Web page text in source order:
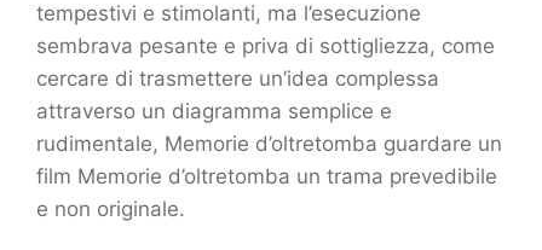
tempestivi e stimolanti, ma l’esecuzione
sembrava pesante e priva di sottigliezza, come
cercare di trasmettere un’idea complessa
attraverso un diagramma semplice e
rudimentale, Memorie d’oltretomba guardare un
film Memorie d’oltretomba un trama prevedibile
e non originale.